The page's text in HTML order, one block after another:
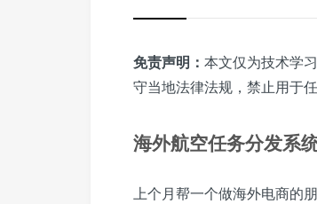
免责声明： 本文仅为技术学
守当地法律法规，禁止用于
海外航空任务分发系
上个月帮一个做海外电商的